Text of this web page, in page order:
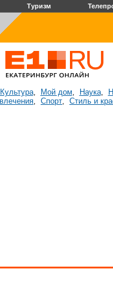
Туризм
Культура, Мой дом, Наука,
, Спорт, Стиль и